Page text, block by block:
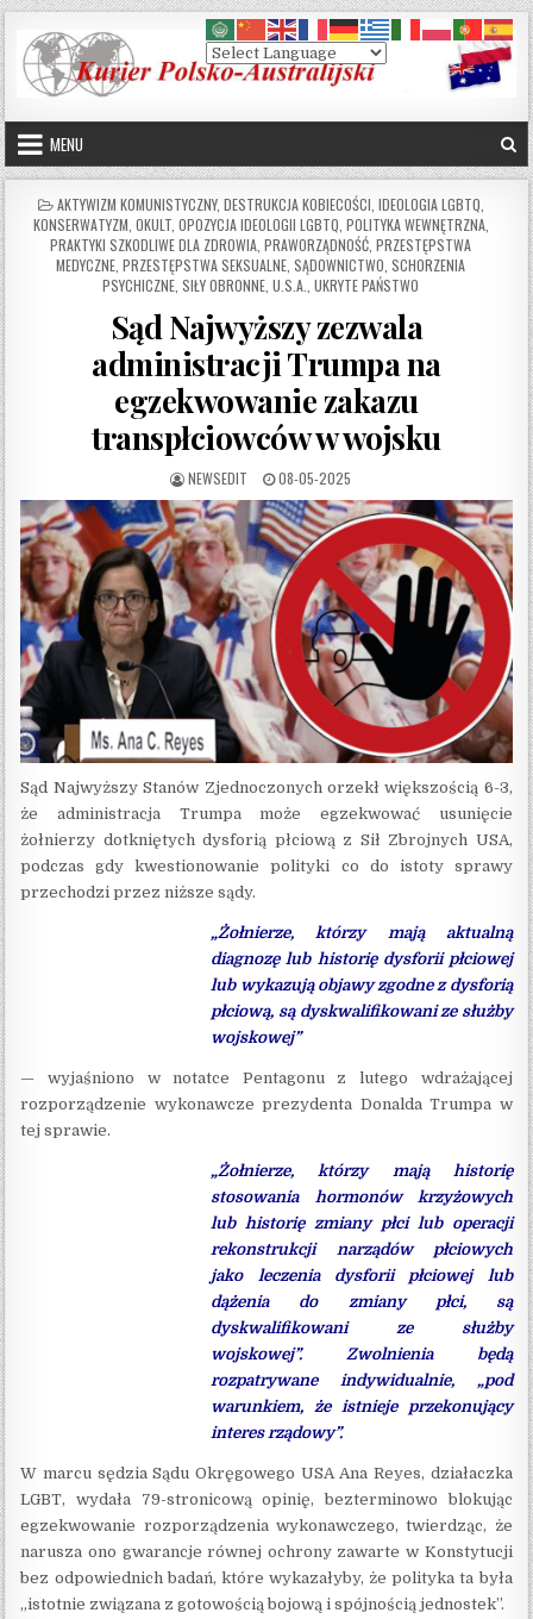
Skip to content
MENU
POSTED IN
AKTYWIZM KOMUNISTYCZNY, DESTRUKCJA KOBIECOŚCI IDEOLOGIA LGBTQ
KONSERWATYZM OKULT, OPOZYCJA IDEOLOGII LGBTQ POLITYKA WEWNĘTRZNA,
PRAKTYKI SZKODLIWE DLA ZDROWIA PRAWORZĄDNOŚĆ PRZESTĘPSTWA
MEDYCZNE PRZESTĘPSTWA SEKSUALNE SĄDOWNICTWO SCHORZENIA
PSYCHICZNE SIŁY OBRONNE U.S.A. UKRYTE PAŃSTWO
Sąd Najwyższy zezwala
administracji Trumpa na
egzekwowanie zakazu
transpłciowców w wojsku
AUTHOR:
NEWSEDIT PUBLISHED DATE:
08-05-2025
Sąd Najwyższy Stanów Zjednoczonych orzekł większością 6-3,
że administracja Trumpa może egzekwować usunięcie
żołnierzy dotkniętych dysforią płciową z Sił Zbrojnych USA,
podczas gdy kwestionowanie polityki co do istoty sprawy
przechodzi przez niższe sądy.
„Żołnierze, którzy mają aktualną
diagnozę lub historię dysforii płciowej
lub wykazują objawy zgodne z dysforią
płciową, są dyskwalifikowani ze służby
wojskowej”
— wyjaśniono w notatce Pentagonu z lutego wdrażającej
rozporządzenie wykonawcze prezydenta Donalda Trumpa w
tej sprawie.
„Żołnierze, którzy mają historię
stosowania hormonów krzyżowych
lub historię zmiany płci lub operacji
rekonstrukcji narządów płciowych
jako leczenia dysforii płciowej lub
dążenia do zmiany płci, są
dyskwalifikowani ze służby
wojskowej”. Zwolnienia będą
rozpatrywane indywidualnie, „pod
warunkiem, że istnieje przekonujący
interes rządowy”.
W marcu sędzia Sądu Okręgowego USA Ana Reyes, działaczka
LGBT, wydała 79-stronicową opinię, bezterminowo blokując
egzekwowanie rozporządzenia wykonawczego, twierdząc, że
narusza ono gwarancje równej ochrony zawarte w Konstytucji
bez odpowiednich badań, które wykazałyby, że polityka ta była
„istotnie związana z gotowością bojową i spójnością jednostek”.